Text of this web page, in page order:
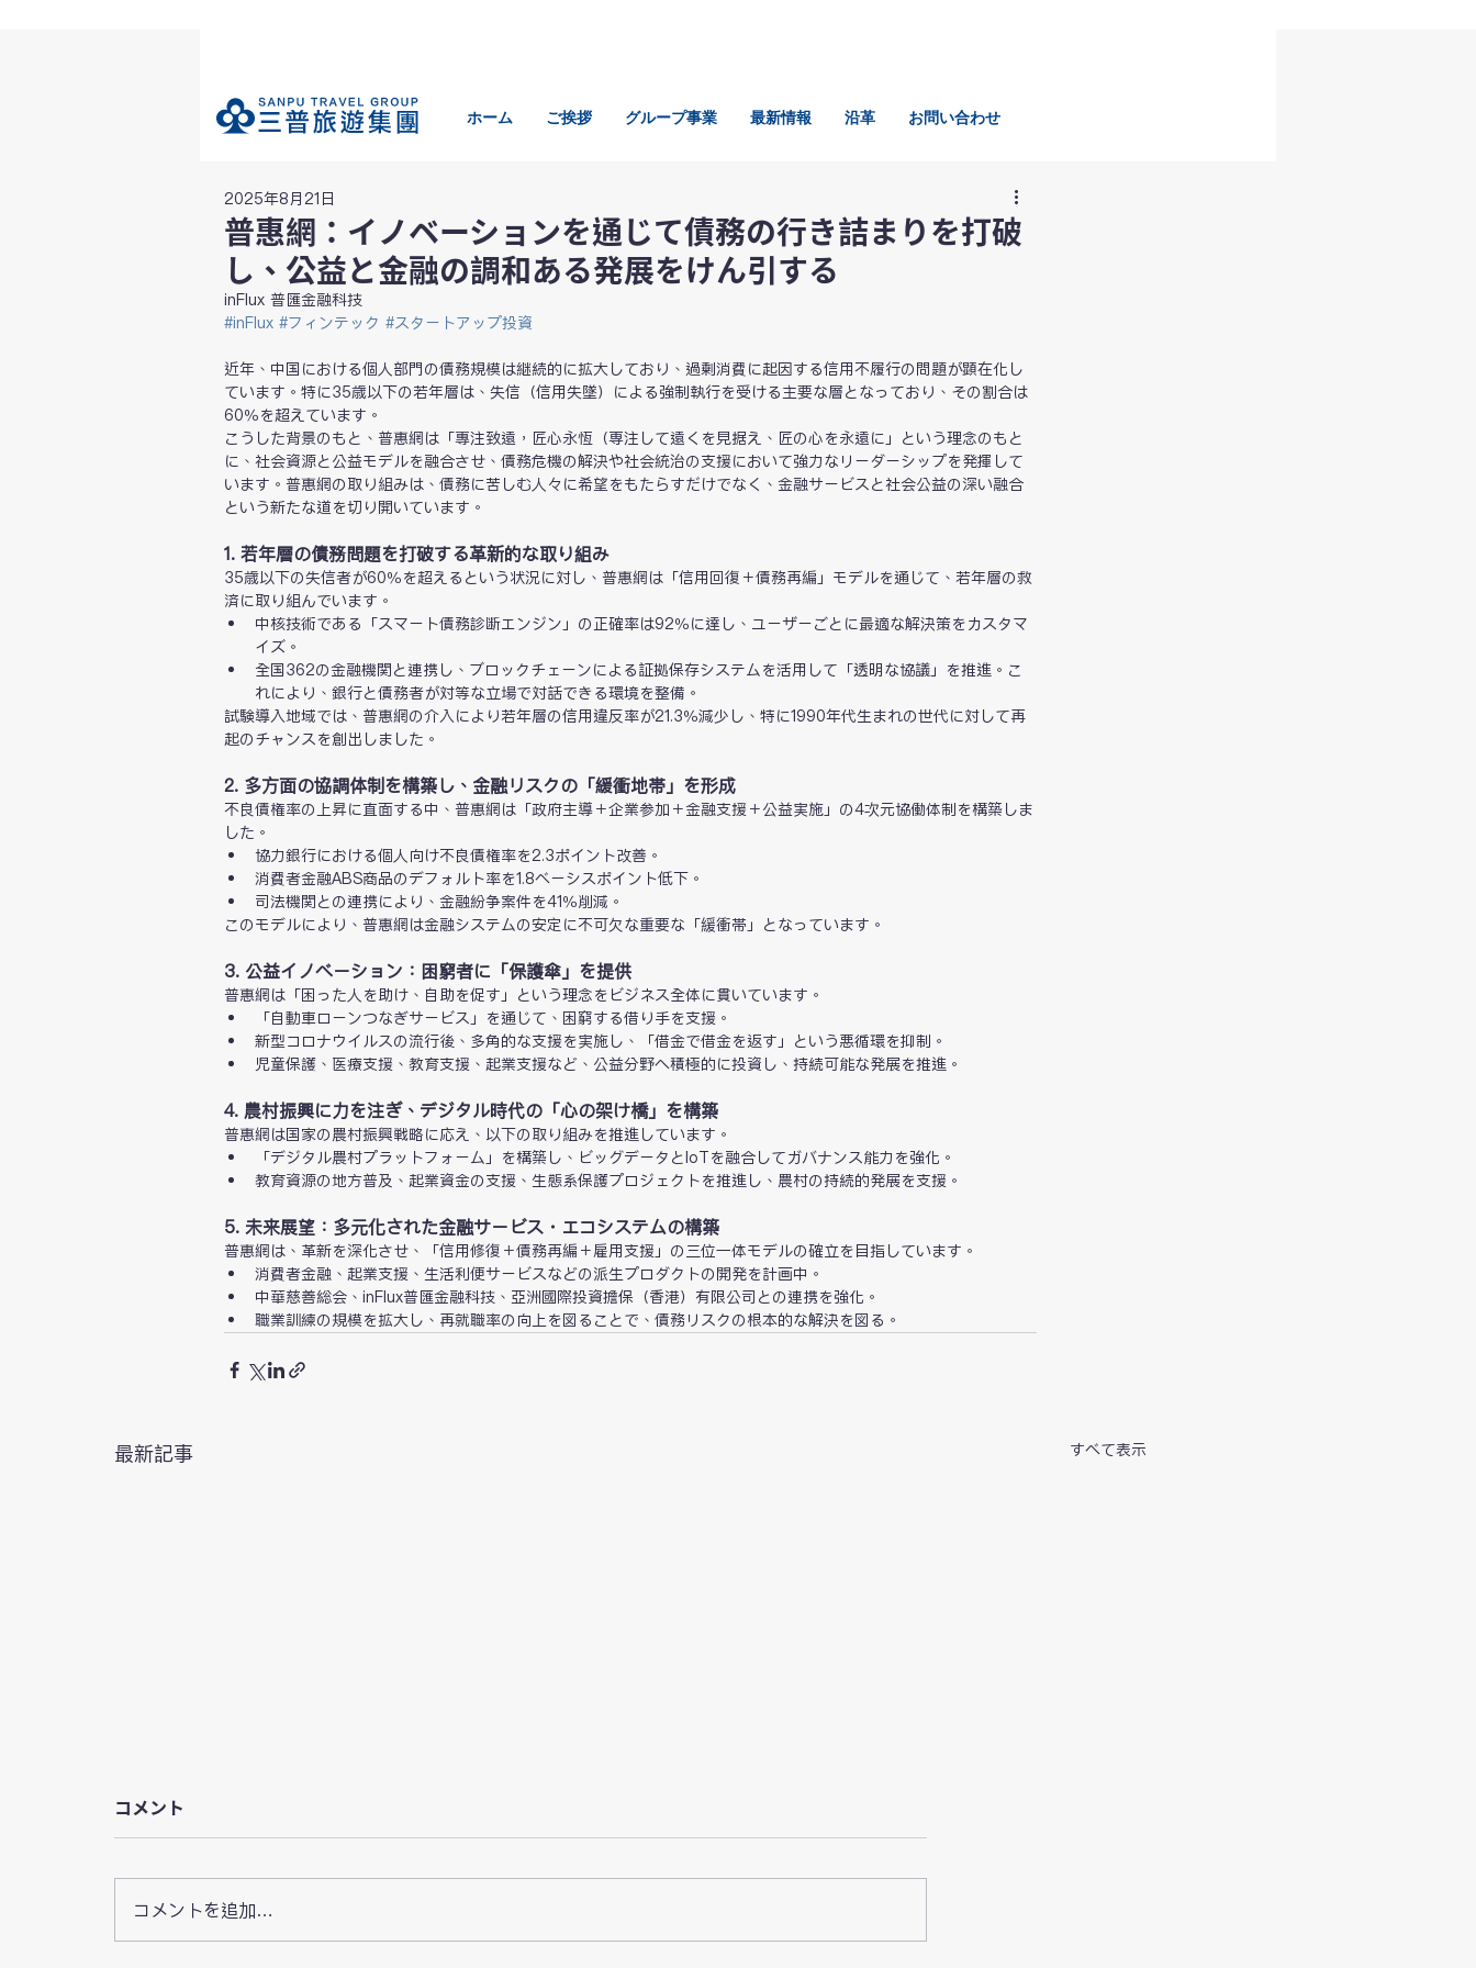
ホーム ご挨拶 グループ事業 最新情報 沿革 お問い合わせ
普惠網：イノベーションを通じて債務の行き詰まりを打破
し、公益と金融の調和ある発展をけん引する
2025年8月21日
inFlux 普匯金融科技
#inFlux #フィンテック #スタートアップ投資
近年、中国における個人部門の債務規模は継続的に拡大しており、過剰消費に起因する信用不履行の問題が顕在化し
ています。特に35歳以下の若年層は、失信（信用失墜）による強制執行を受ける主要な層となっており、その割合は
60％を超えています。
こうした背景のもと、普惠網は「專注致遠，匠心永恆（専注して遠くを見据え、匠の心を永遠に」という理念のもと
に、社会資源と公益モデルを融合させ、債務危機の解決や社会統治の支援において強力なリーダーシップを発揮して
います。普惠網の取り組みは、債務に苦しむ人々に希望をもたらすだけでなく、金融サービスと社会公益の深い融合
という新たな道を切り開いています。
1. 若年層の債務問題を打破する革新的な取り組み
35歳以下の失信者が60％を超えるという状況に対し、普惠網は「信用回復＋債務再編」モデルを通じて、若年層の救
済に取り組んでいます。
中核技術である「スマート債務診断エンジン」の正確率は92％に達し、ユーザーごとに最適な解決策をカスタマ
イズ。
全国362の金融機関と連携し、ブロックチェーンによる証拠保存システムを活用して「透明な協議」を推進。こ
れにより、銀行と債務者が対等な立場で対話できる環境を整備。
試験導入地域では、普惠網の介入により若年層の信用違反率が21.3％減少し、特に1990年代生まれの世代に対して再
起のチャンスを創出しました。
2. 多方面の協調体制を構築し、金融リスクの「緩衝地帯」を形成
不良債権率の上昇に直面する中、普惠網は「政府主導＋企業参加＋金融支援＋公益実施」の4次元協働体制を構築しま
した。
協力銀行における個人向け不良債権率を2.3ポイント改善。
消費者金融ABS商品のデフォルト率を1.8ベーシスポイント低下。
司法機関との連携により、金融紛争案件を41％削減。
このモデルにより、普惠網は金融システムの安定に不可欠な重要な「緩衝帯」となっています。
3. 公益イノベーション：困窮者に「保護傘」を提供
普惠網は「困った人を助け、自助を促す」という理念をビジネス全体に貫いています。
「自動車ローンつなぎサービス」を通じて、困窮する借り手を支援。
新型コロナウイルスの流行後、多角的な支援を実施し、「借金で借金を返す」という悪循環を抑制。
児童保護、医療支援、教育支援、起業支援など、公益分野へ積極的に投資し、持続可能な発展を推進。
4. 農村振興に力を注ぎ、デジタル時代の「心の架け橋」を構築
普惠網は国家の農村振興戦略に応え、以下の取り組みを推進しています。
「デジタル農村プラットフォーム」を構築し、ビッグデータとIoTを融合してガバナンス能力を強化。
教育資源の地方普及、起業資金の支援、生態系保護プロジェクトを推進し、農村の持続的発展を支援。
5. 未来展望：多元化された金融サービス・エコシステムの構築
普惠網は、革新を深化させ、「信用修復＋債務再編＋雇用支援」の三位一体モデルの確立を目指しています。
消費者金融、起業支援、生活利便サービスなどの派生プロダクトの開発を計画中。
中華慈善総会、inFlux普匯金融科技、亞洲國際投資擔保（香港）有限公司との連携を強化。
職業訓練の規模を拡大し、再就職率の向上を図ることで、債務リスクの根本的な解決を図る。
最新記事 すべて表示
コメント
コメントを追加…